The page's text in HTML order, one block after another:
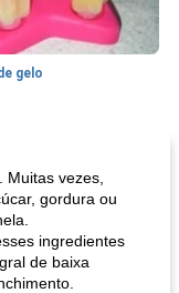
gelo
Muitas vezes,
gordura ou
ingredientes
de baixa